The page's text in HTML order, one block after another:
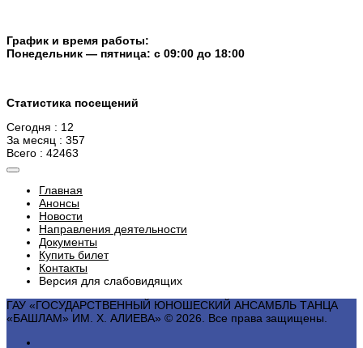
График и время работы:
Понедельник — пятница: с 09:00 до 18:00
Статистика посещений
Сегодня : 12
За месяц : 357
Всего : 42463
Главная
Анонсы
Новости
Направления деятельности
Документы
Купить билет
Контакты
Версия для слабовидящих
ГАУ «ГОСУДАРСТВЕННЫЙ ЮНОШЕСКИЙ АНСАМБЛЬ ТАНЦА
«БАШЛАМ» ИМ. Х. АЛИЕВА» © 2026. Все права защищены.